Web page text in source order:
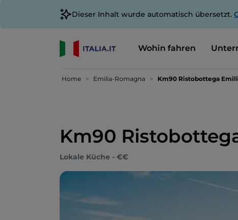
Dieser Inhalt wurde automatisch übersetzt.
Wohin fahren
Home Emilia-Romagna Km90 Ristobottega
Km90
Lokale Küche - €€